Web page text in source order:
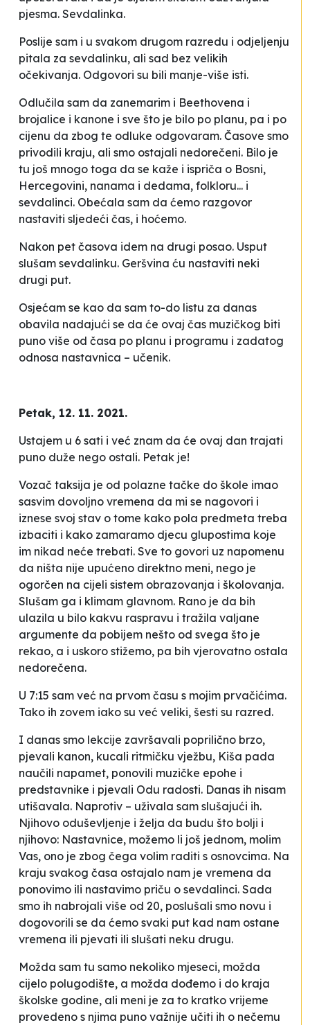
pjesma. Sevdalinka.
Poslije sam i u svakom drugom razredu i odjeljenju
pitala za sevdalinku, ali sad bez velikih
očekivanja. Odgovori su bili manje-više isti.
Odlučila sam da zanemarim i Beethovena i
brojalice i kanone i sve što je bilo po planu, pa i po
cijenu da zbog te odluke odgovaram. Časove smo
privodili kraju, ali smo ostajali nedorečeni. Bilo je
tu još mnogo toga da se kaže i ispriča o Bosni,
Hercegovini, nanama i dedama, folkloru... i
sevdalinci. Obećala sam da ćemo razgovor
nastaviti sljedeći čas, i hoćemo.
Nakon pet časova idem na drugi posao. Usput
slušam sevdalinku. Geršvina ću nastaviti neki
drugi put.
Osjećam se kao da sam to-do listu za danas
obavila nadajući se da će ovaj čas muzičkog biti
puno više od časa po planu i programu i zadatog
odnosa nastavnica – učenik.
Petak, 12. 11. 2021.
Ustajem u 6 sati i već znam da će ovaj dan trajati
puno duže nego ostali. Petak je!
Vozač taksija je od polazne tačke do škole imao
sasvim dovoljno vremena da mi se nagovori i
iznese svoj stav o tome kako pola predmeta treba
izbaciti i kako zamaramo djecu glupostima koje
im nikad neće trebati. Sve to govori uz napomenu
da ništa nije upućeno direktno meni, nego je
ogorčen na cijeli sistem obrazovanja i školovanja.
Slušam ga i klimam glavnom. Rano je da bih
ulazila u bilo kakvu raspravu i tražila valjane
argumente da pobijem nešto od svega što je
rekao, a i uskoro stižemo, pa bih vjerovatno ostala
nedorečena.
U 7:15 sam već na prvom času s mojim prvačićima.
Tako ih zovem iako su već veliki, šesti su razred.
I danas smo lekcije završavali poprilično brzo,
pjevali kanon, kucali ritmičku vježbu, Kiša pada
naučili napamet, ponovili muzičke epohe i
predstavnike i pjevali Odu radosti. Danas ih nisam
utišavala. Naprotiv – uživala sam slušajući ih.
Njihovo oduševljenje i želja da budu što bolji i
njihovo: Nastavnice, možemo li još jednom, molim
Vas, ono je zbog čega volim raditi s osnovcima. Na
kraju svakog časa ostajalo nam je vremena da
ponovimo ili nastavimo priču o sevdalinci. Sada
smo ih nabrojali više od 20, poslušali smo novu i
dogovorili se da ćemo svaki put kad nam ostane
vremena ili pjevati ili slušati neku drugu.
Možda sam tu samo nekoliko mjeseci, možda
cijelo polugodište, a možda dođemo i do kraja
školske godine, ali meni je za to kratko vrijeme
provedeno s njima puno važnije učiti ih o nečemu